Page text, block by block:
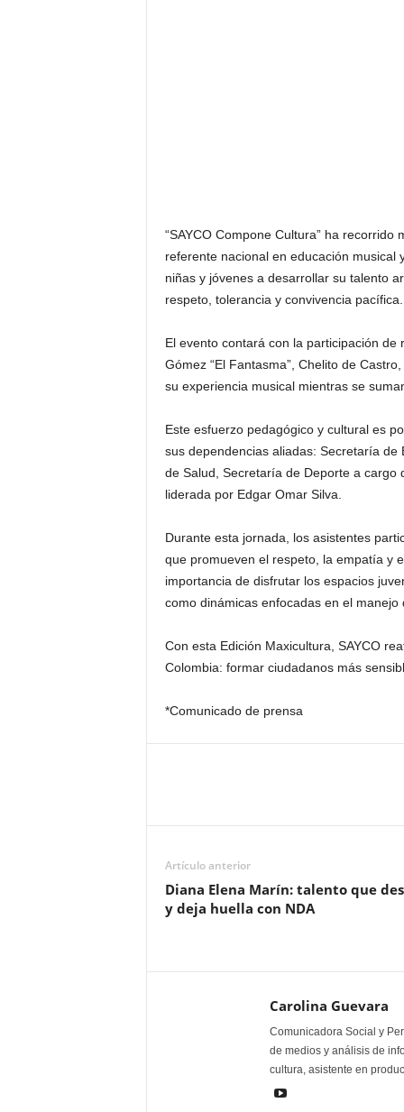
“SAYCO Compone Cultura” ha
referente nacional en educación musical
niñas y jóvenes a desarrollar su talento
respeto, tolerancia y convivencia pacífica.
El evento contará con la participación
Gómez “El Fantasma”, Chelito de
su experiencia musical mientras se
Este esfuerzo pedagógico y cultural es
sus dependencias aliadas: Secretaría
de Salud, Secretaría de Deporte a cargo
liderada por Edgar Omar Silva.
Durante esta jornada, los asistentes
que promueven el respeto, la empatía y
importancia de disfrutar los espacios
como dinámicas enfocadas en el
Con esta Edición Maxicultura, SAYCO
Colombia: formar ciudadanos más
*Comunicado de prensa
Artículo anterior
Diana Elena Marín: talento que
y deja huella con NDA
Carolina Guevara
Comunicadora Social y
de medios y análisis de
cultura, asistente en